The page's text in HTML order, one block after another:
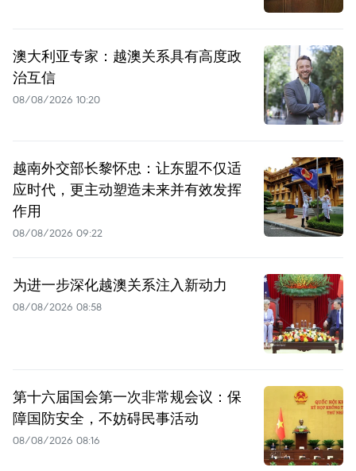
澳大利亚专家：越澳关系具有高度政
治互信
08/08/2026 10:20
越南外交部长黎怀忠：让东盟不仅适
应时代，更主动塑造未来并有效发挥
作用
08/08/2026 09:22
为进一步深化越澳关系注入新动力
08/08/2026 08:58
第十六届国会第一次非常规会议：保
障国防安全，不妨碍民事活动
08/08/2026 08:16